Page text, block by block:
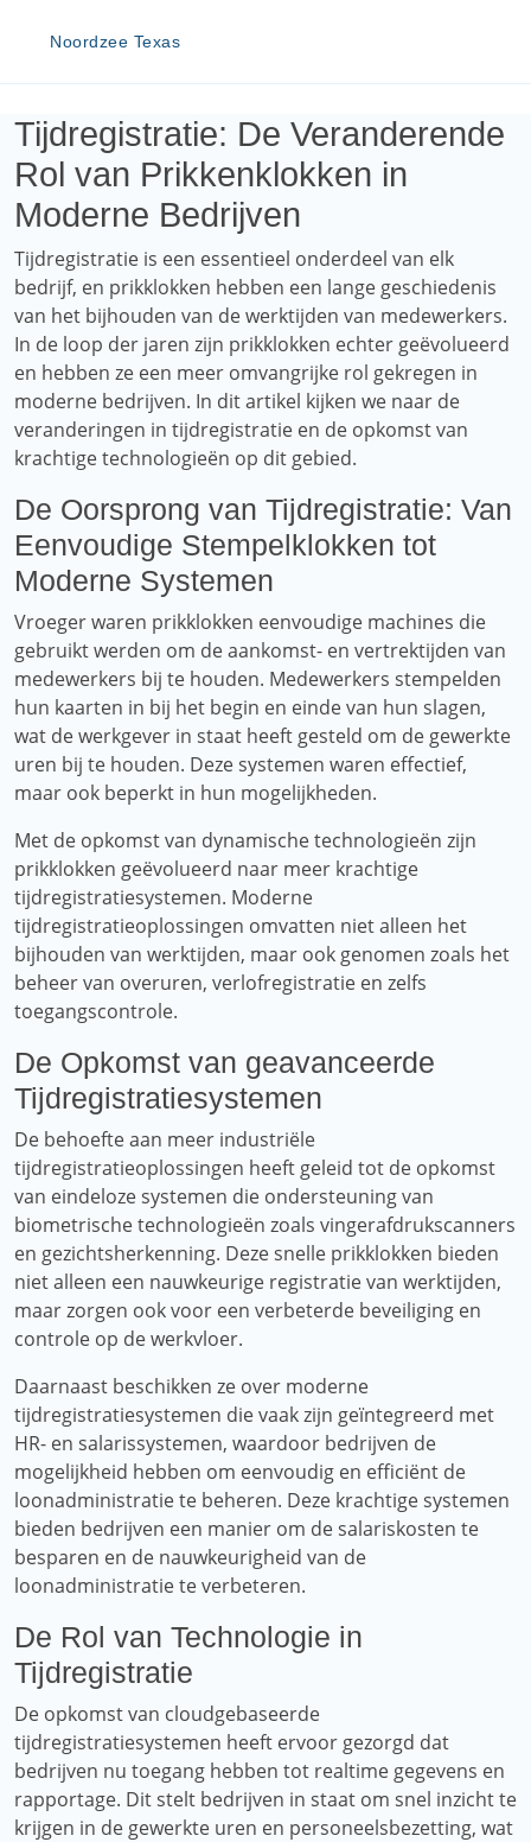
Noordzee Texas
Tijdregistratie: De Veranderende
Rol van Prikkenklokken in
Moderne Bedrijven
Tijdregistratie is een essentieel onderdeel van elk
bedrijf, en prikklokken hebben een lange geschiedenis
van het bijhouden van de werktijden van medewerkers.
In de loop der jaren zijn prikklokken echter geëvolueerd
en hebben ze een meer omvangrijke rol gekregen in
moderne bedrijven. In dit artikel kijken we naar de
veranderingen in tijdregistratie en de opkomst van
krachtige technologieën op dit gebied.
De Oorsprong van Tijdregistratie: Van
Eenvoudige Stempelklokken tot
Moderne Systemen
Vroeger waren prikklokken eenvoudige machines die
gebruikt werden om de aankomst- en vertrektijden van
medewerkers bij te houden. Medewerkers stempelden
hun kaarten in bij het begin en einde van hun slagen,
wat de werkgever in staat heeft gesteld om de gewerkte
uren bij te houden. Deze systemen waren effectief,
maar ook beperkt in hun mogelijkheden.
Met de opkomst van dynamische technologieën zijn
prikklokken geëvolueerd naar meer krachtige
tijdregistratiesystemen. Moderne
tijdregistratieoplossingen omvatten niet alleen het
bijhouden van werktijden, maar ook genomen zoals het
beheer van overuren, verlofregistratie en zelfs
toegangscontrole.
De Opkomst van geavanceerde
Tijdregistratiesystemen
De behoefte aan meer industriële
tijdregistratieoplossingen heeft geleid tot de opkomst
van eindeloze systemen die ondersteuning van
biometrische technologieën zoals vingerafdrukscanners
en gezichtsherkenning. Deze snelle prikklokken bieden
niet alleen een nauwkeurige registratie van werktijden,
maar zorgen ook voor een verbeterde beveiliging en
controle op de werkvloer.
Daarnaast beschikken ze over moderne
tijdregistratiesystemen die vaak zijn geïntegreerd met
HR- en salarissystemen, waardoor bedrijven de
mogelijkheid hebben om eenvoudig en efficiënt de
loonadministratie te beheren. Deze krachtige systemen
bieden bedrijven een manier om de salariskosten te
besparen en de nauwkeurigheid van de
loonadministratie te verbeteren.
De Rol van Technologie in
Tijdregistratie
De opkomst van cloudgebaseerde
tijdregistratiesystemen heeft ervoor gezorgd dat
bedrijven nu toegang hebben tot realtime gegevens en
rapportage. Dit stelt bedrijven in staat om snel inzicht te
krijgen in de gewerkte uren en personeelsbezetting, wat